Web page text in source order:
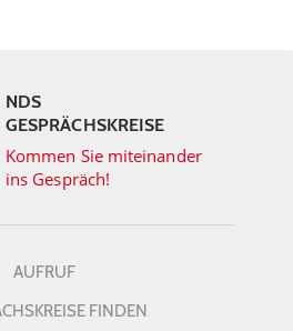
NDS
GESPRÄCHSKREISE
Kommen Sie miteinander
ins Gespräch!
AUFRUF
FINDEN